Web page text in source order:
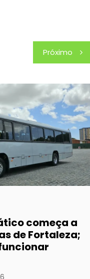
Próximo
começa a
de Fortaleza;